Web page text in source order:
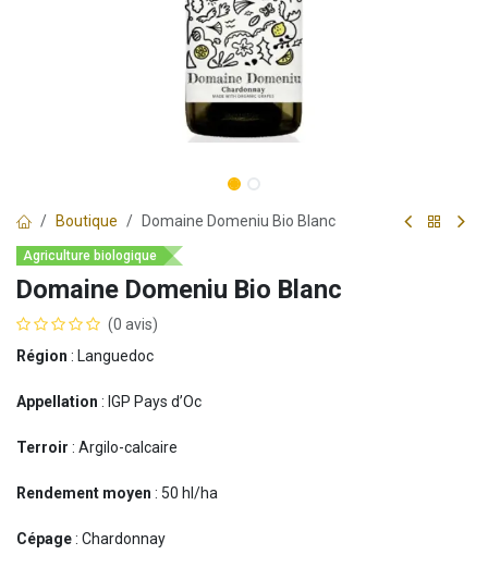
Boutique Domaine Domeniu Bio Blanc
Agriculture biologique
Domaine Domeniu Bio Blanc
(0 avis)
Région : Languedoc
Appellation : IGP Pays d’Oc
Terroir : Argilo-calcaire
Rendement moyen : 50 hl/ha
Cépage: Chardonnay